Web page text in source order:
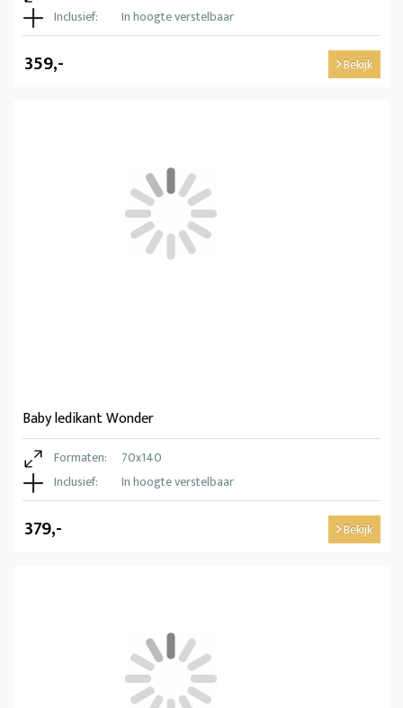
Inclusief:
In hoogte verstelbaar
359,- Bekijk
Baby ledikant Wonder
Formaten:
70x140
Inclusief:
In hoogte verstelbaar
379,- Bekijk